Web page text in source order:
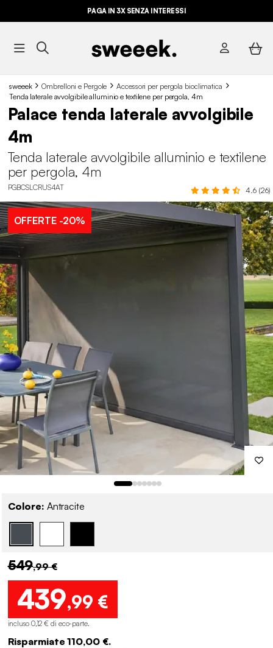
PAGA IN 3X SENZA INTERESSI
sweeek Ombrelloni e Pergole
Accessori per pergola bioclimatica
Tenda laterale avvolgibile alluminio e textilene per pergola, 4m
Palace tenda laterale avvolgibile
4m
Tenda laterale avvolgibile alluminio e textilene
per pergola, 4m
PGBCSLCRUS4AT 4.6 (26)
OFFERTE-20%
Colore: Antracite
549,99 €
439,99 €
incluso 0,12 € di eco-parte.
Risparmiate 110,00 €.